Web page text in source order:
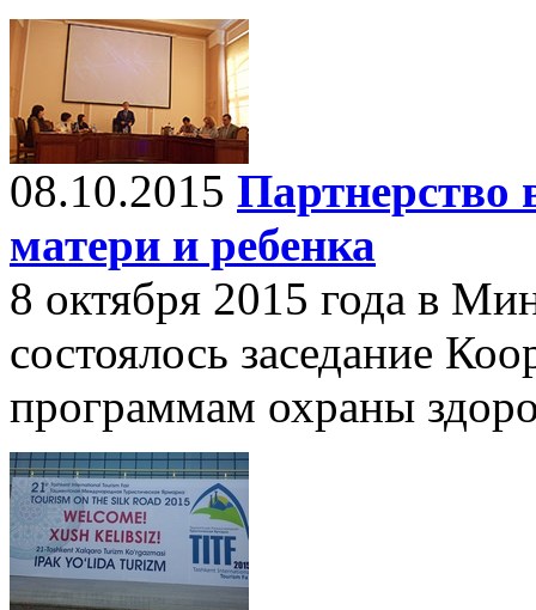
08.10.2015 Партнерство
матери и ребенка
8 октября 2015 года в
состоялось заседание
программам охраны